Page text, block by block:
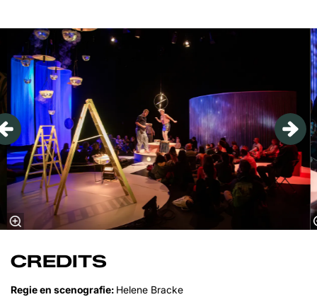
Overslaan
CREDITS
Regie en scenografie: Helene Bracke